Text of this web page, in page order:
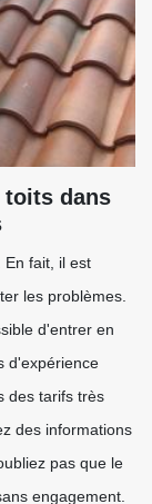
toits dans
En fait, il est
les problèmes.
d'entrer en
d'expérience
des tarifs très
des informations
pas que le
engagement.